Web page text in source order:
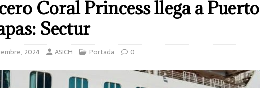
Coral Princess llega a Puerto
Sectur
2024 ASICH Portada 0